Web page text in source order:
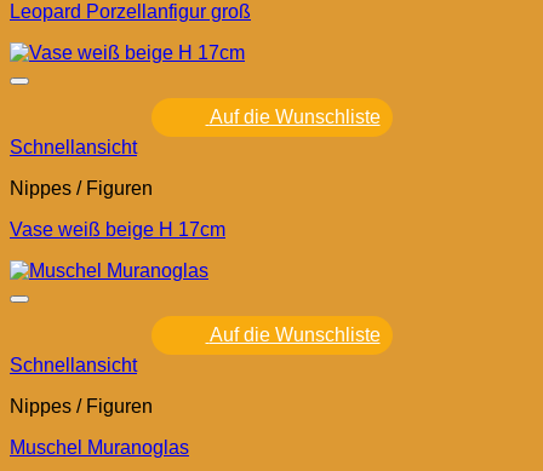
Leopard Porzellanfigur groß
Auf die Wunschliste
Schnellansicht
Nippes / Figuren
Vase weiß beige H 17cm
Auf die Wunschliste
Schnellansicht
Nippes / Figuren
Muschel Muranoglas